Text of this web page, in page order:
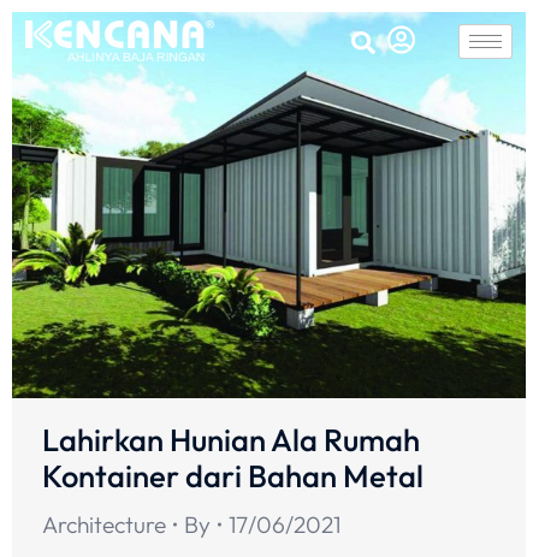
Lahirkan Hunian Ala Rumah
Kontainer dari Bahan Metal
Architecture By
17/06/2021